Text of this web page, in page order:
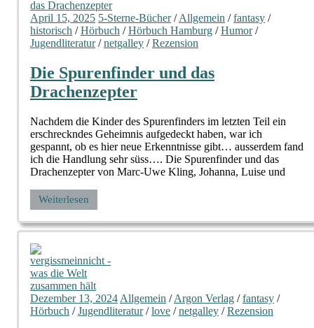
April 15, 2025 5-Sterne-Bücher/Allgemein /fantasy /
historisch /Hörbuch /Hörbuch Hamburg /Humor/
Jugendliteratur/netgalley /Rezension
Die Spurenfinder und das
Drachenzepter
Nachdem die Kinder des Spurenfinders im letzten Teil ein
erschreckndes Geheimnis aufgedeckt haben, war ich
gespannt, ob es hier neue Erkenntnisse gibt… ausserdem fand
ich die Handlung sehr süss…. Die Spurenfinder und das
Drachenzepter von Marc-Uwe Kling, Johanna, Luise und
Weiterlesen
Dezember 13, 2024 Allgemein /Argon Verlag /fantasy /
Hörbuch /Jugendliteratur/love /netgalley /Rezension